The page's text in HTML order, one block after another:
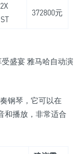
372800元
钢琴，它可以在
和播放，非常适合